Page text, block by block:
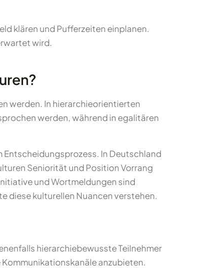
klären und Pufferzeiten einplanen.
wird.
werden. In hierarchieorientierten
werden, während in egalitären
Entscheidungsprozess. In Deutschland
Seniorität und Position Vorrang
und Wortmeldungen sind
diese kulturellen Nuancen verstehen.
hierarchiebewusste Teilnehmer
anzubieten.